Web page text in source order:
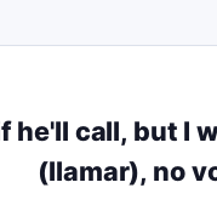
he'll call, but I
(llamar), no